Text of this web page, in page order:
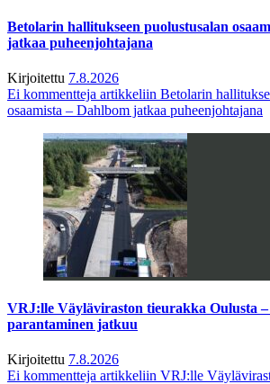
Betolarin hallitukseen puolustusalan
jatkaa puheenjohtajana
Kirjoitettu 7.8.2026
Ei kommentteja artikkeliin Betolarin
osaamista – Dahlbom jatkaa puheenjohtajana
VRJ:lle Väyläviraston tieurakka Oulusta
parantaminen jatkuu
Kirjoitettu 7.8.2026
Ei kommentteja artikkeliin VRJ:lle